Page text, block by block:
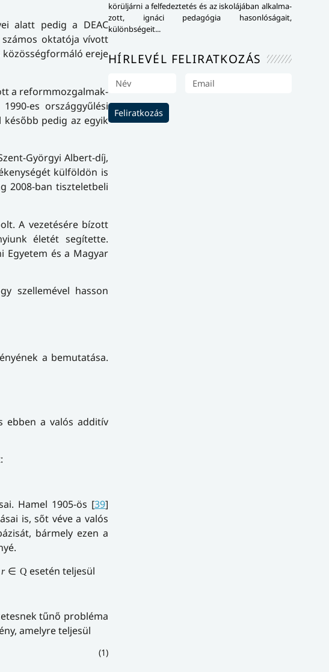
alatt pedig a DEAC
számos oktatója vívott
ereje
a re­form­moz­gal­mak­
es országgyűlési
később pedig az egyik
Györgyi Albert-díj,
külföldön is
2008-ban tiszteletbeli
A vezetésére bízott
életét segítette.
Egyetem és a Magyar
szellemével hasson
a bemutatása.
ebben a valós additív
Hamel 1905-ös [39]
is, sőt véve a valós
bármely ezen a
r ∈ Q esetén teljesül
tűnő probléma
amelyre teljesül
(1)
körüljárni a felfedeztetés és az iskolájában al­kal­ma­
zott, ignáci pedagógia ha­son­ló­sá­ga­it,
különbségeit...
HÍRLEVÉL FELIRATKOZÁS
Feliratkozás